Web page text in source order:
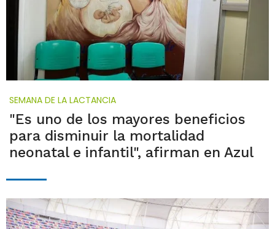
SEMANA DE LA LACTANCIA
"Es uno de los mayores beneficios
para disminuir la mortalidad
neonatal e infantil", afirman en Azul